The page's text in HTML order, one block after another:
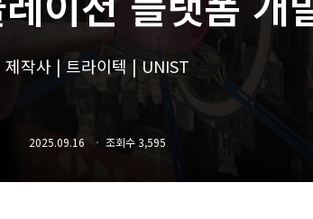
제작사 | 트라이텍 | UNIST
2025.09.16 조회수 3,595